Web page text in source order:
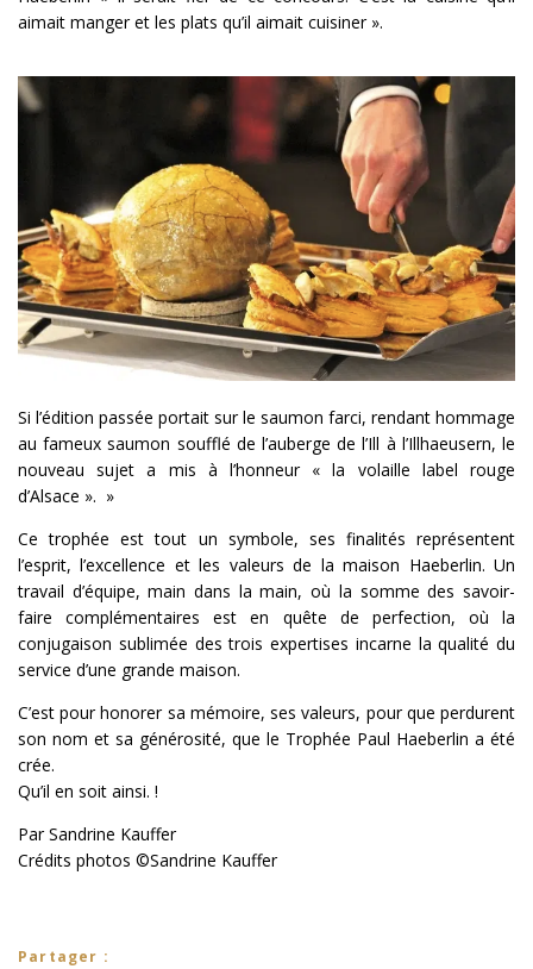
aimait manger et les plats qu’il aimait cuisiner ».
Si l’édition passée portait sur le saumon farci, rendant hommage
au fameux saumon soufflé de l’auberge de l’Ill à l’Illhaeusern, le
nouveau sujet a mis à l’honneur « la volaille label rouge
d’Alsace ». »
Ce trophée est tout un symbole, ses finalités représentent
l’esprit, l’excellence et les valeurs de la maison Haeberlin. Un
travail d’équipe, main dans la main, où la somme des savoir-
faire complémentaires est en quête de perfection, où la
conjugaison sublimée des trois expertises incarne la qualité du
service d’une grande maison.
C’est pour honorer sa mémoire, ses valeurs, pour que perdurent
son nom et sa générosité, que le Trophée Paul Haeberlin a été
crée.
Qu’il en soit ainsi. !
Par Sandrine Kauffer
Crédits photos ©Sandrine Kauffer
Partager :